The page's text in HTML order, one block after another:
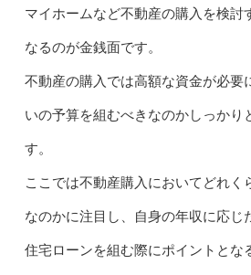
マイホームなど不動産の購入を検討
なるのが金銭面です。
不動産の購入では高額な資金が必要
いの予算を組むべきなのかしっかり
す。
ここでは不動産購入においてどれく
なのかに注目し、自身の年収に応じ
住宅ローンを組む際にポイントとな